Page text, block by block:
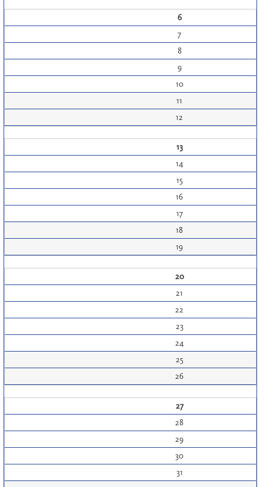
6
7
8
9
10
11
12
13
14
15
16
17
18
19
20
21
22
23
24
25
26
27
28
29
30
31